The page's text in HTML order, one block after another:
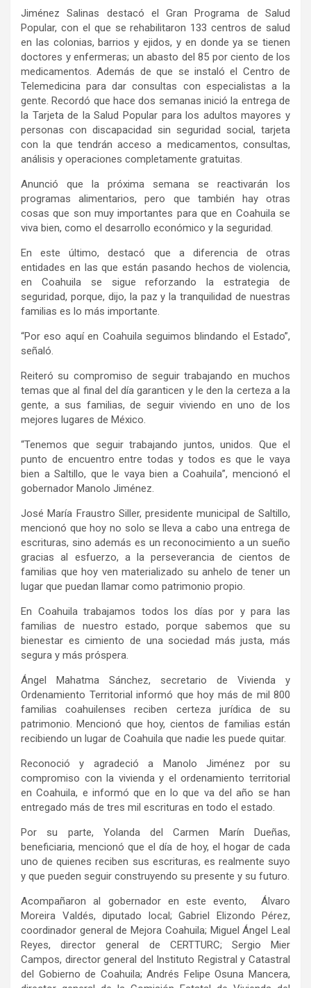
Jiménez Salinas destacó el Gran Programa de Salud
Popular, con el que se rehabilitaron 133 centros de salud
en las colonias, barrios y ejidos, y en donde ya se tienen
doctores y enfermeras; un abasto del 85 por ciento de los
medicamentos. Además de que se instaló el Centro de
Telemedicina para dar consultas con especialistas a la
gente. Recordó que hace dos semanas inició la entrega de
la Tarjeta de la Salud Popular para los adultos mayores y
personas con discapacidad sin seguridad social, tarjeta
con la que tendrán acceso a medicamentos, consultas,
análisis y operaciones completamente gratuitas.
Anunció que la próxima semana se reactivarán los
programas alimentarios, pero que también hay otras
cosas que son muy importantes para que en Coahuila se
viva bien, como el desarrollo económico y la seguridad.
En este último, destacó que a diferencia de otras
entidades en las que están pasando hechos de violencia,
en Coahuila se sigue reforzando la estrategia de
seguridad, porque, dijo, la paz y la tranquilidad de nuestras
familias es lo más importante.
“Por eso aquí en Coahuila seguimos blindando el Estado”,
señaló.
Reiteró su compromiso de seguir trabajando en muchos
temas que al final del día garanticen y le den la certeza a la
gente, a sus familias, de seguir viviendo en uno de los
mejores lugares de México.
“Tenemos que seguir trabajando juntos, unidos. Que el
punto de encuentro entre todas y todos es que le vaya
bien a Saltillo, que le vaya bien a Coahuila”, mencionó el
gobernador Manolo Jiménez.
José María Fraustro Siller, presidente municipal de Saltillo,
mencionó que hoy no solo se lleva a cabo una entrega de
escrituras, sino además es un reconocimiento a un sueño
gracias al esfuerzo, a la perseverancia de cientos de
familias que hoy ven materializado su anhelo de tener un
lugar que puedan llamar como patrimonio propio.
En Coahuila trabajamos todos los días por y para las
familias de nuestro estado, porque sabemos que su
bienestar es cimiento de una sociedad más justa, más
segura y más próspera.
Ángel Mahatma Sánchez, secretario de Vivienda y
Ordenamiento Territorial informó que hoy más de mil 800
familias coahuilenses reciben certeza jurídica de su
patrimonio. Mencionó que hoy, cientos de familias están
recibiendo un lugar de Coahuila que nadie les puede quitar.
Reconoció y agradeció a Manolo Jiménez por su
compromiso con la vivienda y el ordenamiento territorial
en Coahuila, e informó que en lo que va del año se han
entregado más de tres mil escrituras en todo el estado.
Por su parte, Yolanda del Carmen Marín Dueñas,
beneficiaria, mencionó que el día de hoy, el hogar de cada
uno de quienes reciben sus escrituras, es realmente suyo
y que pueden seguir construyendo su presente y su futuro.
Acompañaron al gobernador en este evento, Álvaro
Moreira Valdés, diputado local; Gabriel Elizondo Pérez,
coordinador general de Mejora Coahuila; Miguel Ángel Leal
Reyes, director general de CERTTURC; Sergio Mier
Campos, director general del Instituto Registral y Catastral
del Gobierno de Coahuila; Andrés Felipe Osuna Mancera,